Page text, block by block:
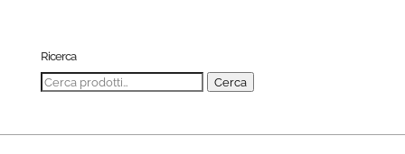
Ricerca
Cerca: Cerca